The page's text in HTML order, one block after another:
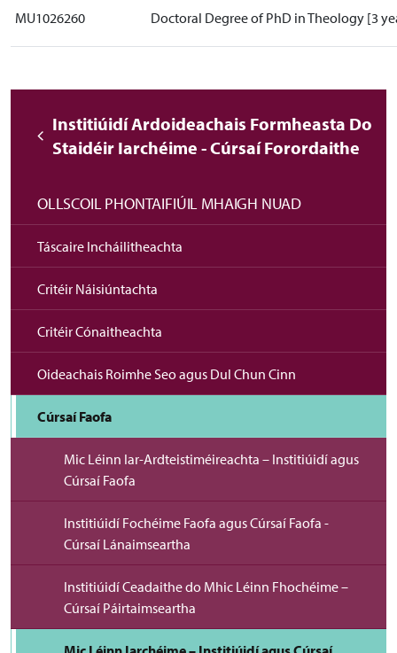
Institiúidí Ardoideachais Formheasta Do
Staidéir Iarchéime - Cúrsaí Forordaithe
OLLSCOIL PHONTAIFIÚIL MHAIGH NUAD
Táscaire Incháilitheachta
Critéir Náisiúntachta
Critéir Cónaitheachta
Oideachais Roimhe Seo agus Dul Chun Cinn
Cúrsaí Faofa
Mic Léinn Iar-Ardteistiméireachta – Institiúidí agus
Cúrsaí Faofa
Institiúidí Fochéime Faofa agus Cúrsaí Faofa -
Cúrsaí Lánaimseartha
Institiúidí Ceadaithe do Mhic Léinn Fhochéime –
Cúrsaí Páirtaimseartha
MU1026260 Doctoral Degree of PhD in Theology [3